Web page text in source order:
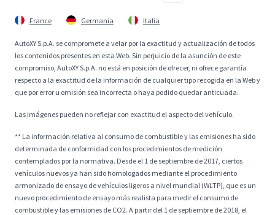
France Germania Italia
AutoXY S.p.A. se compromete a velar por la exactitud y actualización de todos
los contenidos presentes en esta Web. Sin perjuicio de la asunción de este
compromiso, AutoXY S.p.A. no está en posición de ofrecer, ni ofrece garantía
respecto a la exactitud de la información de cualquier tipo recogida en la Web y
que por error u omisión sea incorrecta o haya podido quedar anticuada.
Las imágenes pueden no reflejar con exactitud el aspecto del vehículo.
** La información relativa al consumo de combustible y las emisiones ha sido
determinada de conformidad con los procedimientos de medición
contemplados por la normativa. Desde el 1 de septiembre de 2017, ciertos
vehículos nuevos ya han sido homologados mediante el procedimiento
armonizado de ensayo de vehículos ligeros a nivel mundial (WLTP), que es un
nuevo procedimiento de ensayo más realista para medir el consumo de
combustible y las emisiones de CO2. A partir del 1 de septiembre de 2018, el